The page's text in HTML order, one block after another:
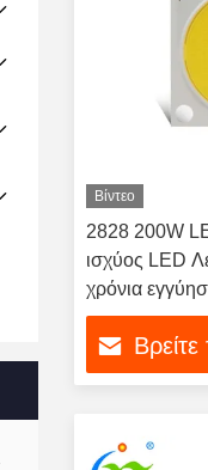
Βίντεο
2828 200W
ισχύος LED
χρόνια